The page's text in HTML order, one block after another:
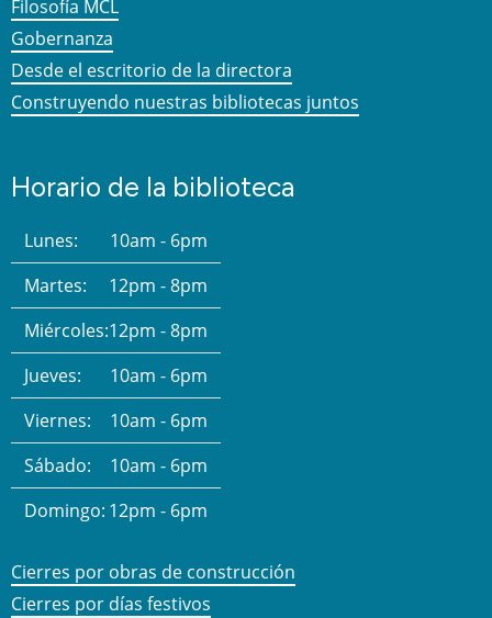
Filosofía MCL
Gobernanza
Desde el escritorio de la directora
Construyendo nuestras bibliotecas juntos
Horario de la biblioteca
Lunes:
10am - 6pm
Martes:
12pm - 8pm
Miércoles:12pm - 8pm
Jueves:
10am - 6pm
Viernes:
10am - 6pm
Sábado:
10am - 6pm
Domingo: 12pm - 6pm
Cierres por obras de construcción
Cierres por días festivos